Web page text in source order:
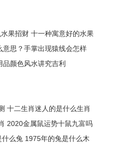
果招财 十一种寓意好的水果
思？手掌出现猿线会怎样
颜色风水讲究吉利
十二生肖迷人的是什么生肖
2020金属鼠运势十鼠九富吗
么兔 1975年的兔是什么木